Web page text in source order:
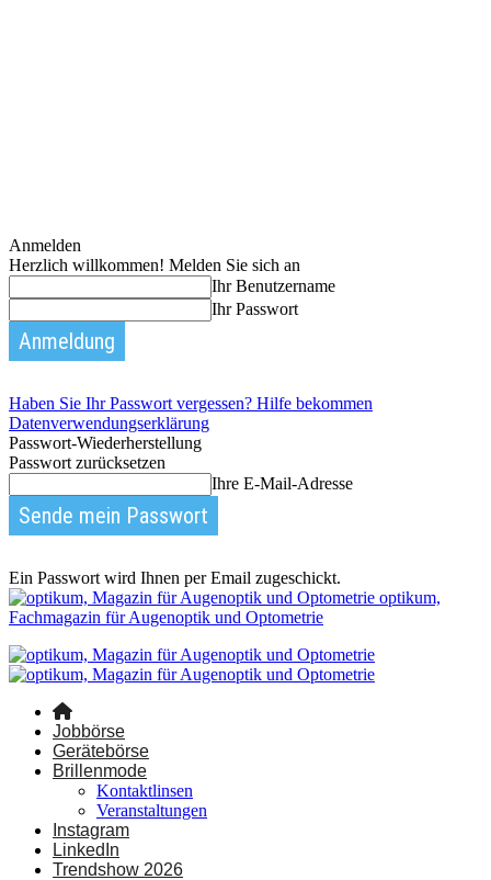
Anmelden
Herzlich willkommen! Melden Sie sich an
Ihr Benutzername
Ihr Passwort
Haben Sie Ihr Passwort vergessen? Hilfe bekommen
Datenverwendungserklärung
Passwort-Wiederherstellung
Passwort zurücksetzen
Ihre E-Mail-Adresse
Ein Passwort wird Ihnen per Email zugeschickt.
optikum,
Fachmagazin für Augenoptik und Optometrie
Jobbörse
Gerätebörse
Brillenmode
Kontaktlinsen
Veranstaltungen
Instagram
LinkedIn
Trendshow 2026